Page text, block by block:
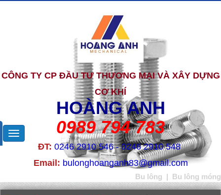
CÔNG TY CP ĐẦU TƯ THƯƠNG MẠI VÀ XÂY DỰNG
CƠ KHÍ
HOÀNG ANH
0989 794 783
ĐT: 0246 2910 546 - 0246 2910 548
Email: bulonghoanganh83@gmail.com
Bu lông | Bu lông móng